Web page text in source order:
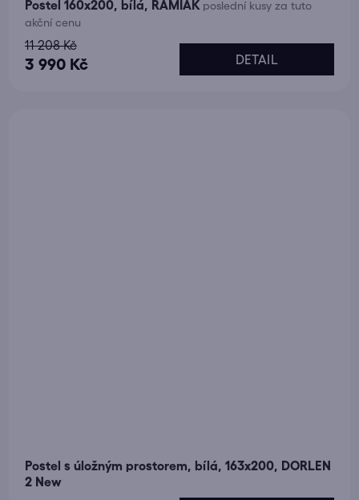
Postel 160x200, bílá, RAMIAK poslední kusy za tuto
akční cenu
3 990 Kč
11 208 Kč
DETAIL
Postel s úložným prostorem, bílá, 163x200, DORLEN
2 New